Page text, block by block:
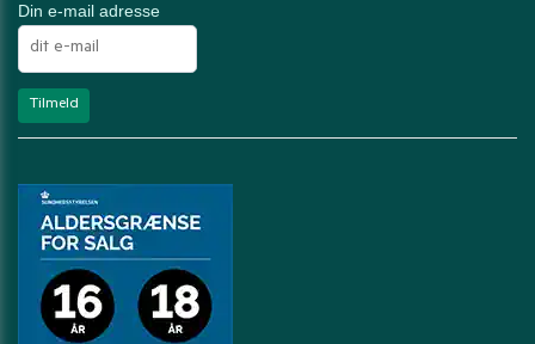
Din e-mail adresse